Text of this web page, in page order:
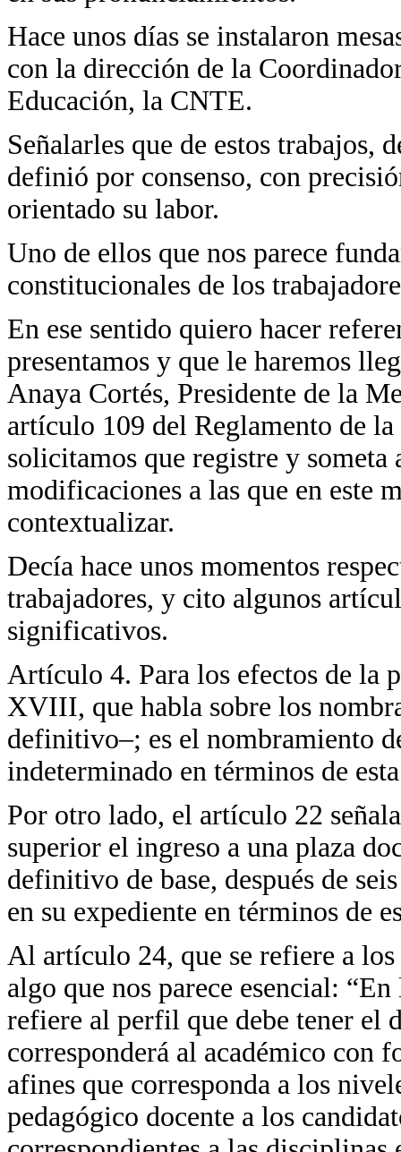
Hace unos días se instalaron
con la dirección de la
Educación, la CNTE.
Señalarles que de estos trabajos,
definió por consenso, con
orientado su labor.
Uno de ellos que nos parece
constitucionales de los
En ese sentido quiero hacer
presentamos y que le haremos
Anaya Cortés, Presidente de la
artículo 109 del Reglamento de
solicitamos que registre y someta
modificaciones a las que en este
contextualizar.
Decía hace unos momentos
trabajadores, y cito algunos
significativos.
Artículo 4. Para los efectos de la
XVIII, que habla sobre los
definitivo–; es el nombramiento
indeterminado en términos de
Por otro lado, el artículo 22
superior el ingreso a una plaza
definitivo de base, después de
en su expediente en términos de
Al artículo 24, que se refiere a
algo que nos parece esencial:
refiere al perfil que debe tener el
corresponderá al académico con
afines que corresponda a los
pedagógico docente a los